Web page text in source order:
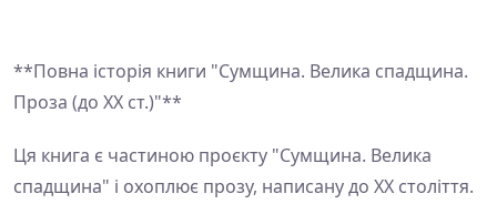
**Повна історія книги "Сумщина. Велика спадщина.
Проза (до ХХ ст.)"**
Ця книга є частиною проєкту "Сумщина. Велика
спадщина" і охоплює прозу, написану до ХХ століття.